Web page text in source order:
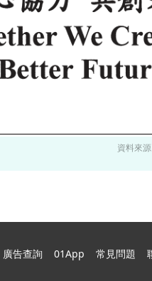
資料來
廣告查詢 01App 常見問題